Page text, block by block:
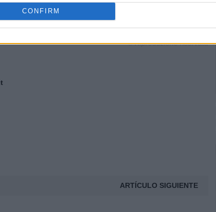
CONFIRM
MAS DATOS DEL NUEVO SWIFT NUEVO SUZUKI SWIFT
© Riproduzione riservata
ARTÍCULO SIGUIENTE